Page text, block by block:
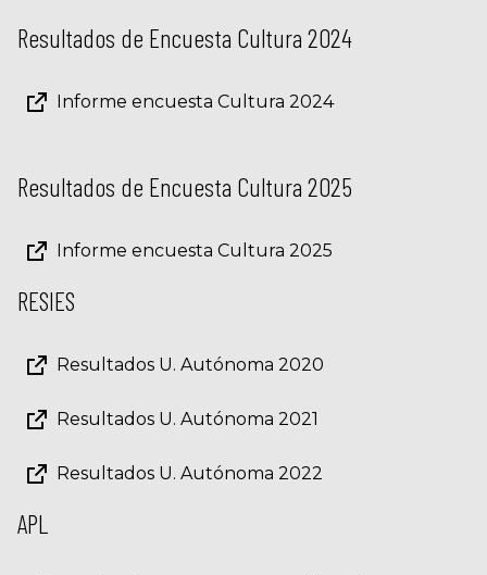
Resultados de Encuesta Cultura 2024
Informe encuesta Cultura 2024
Resultados de Encuesta Cultura 2025
Informe encuesta Cultura 2025
RESIES
Resultados U. Autónoma 2020
Resultados U. Autónoma 2021
Resultados U. Autónoma 2022
APL